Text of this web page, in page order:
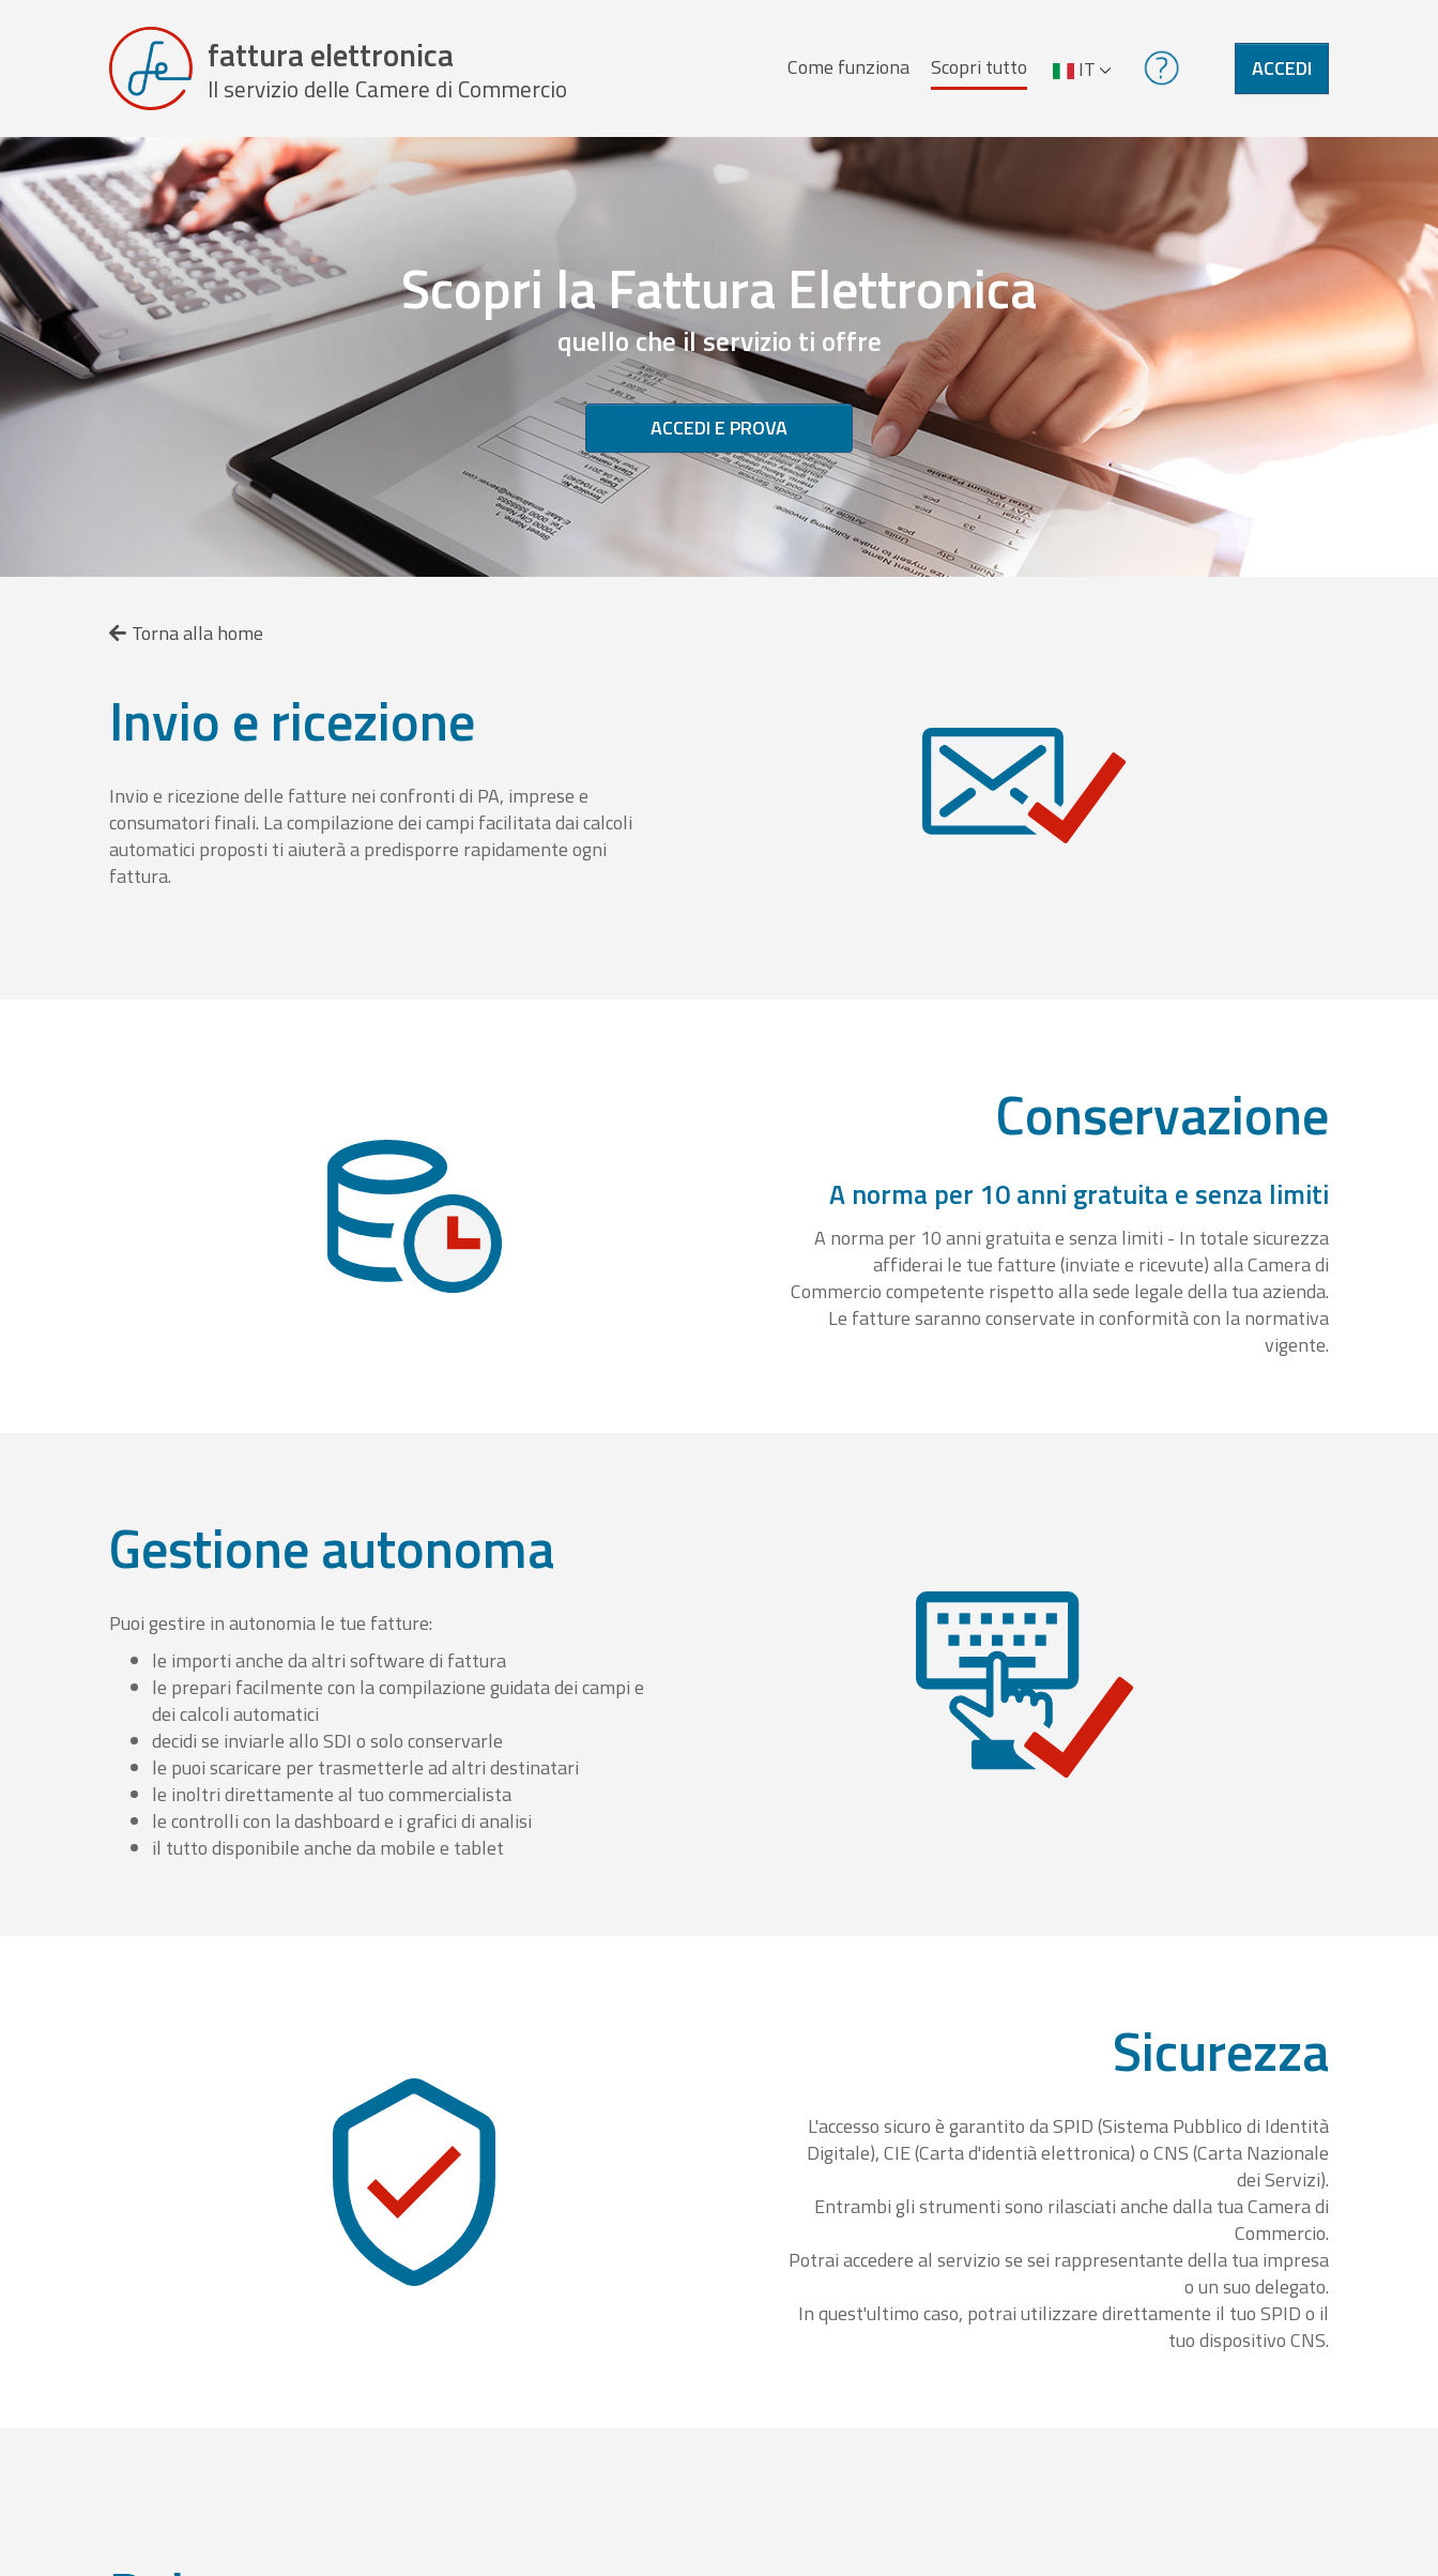
fattura elettronica
Il servizio delle Camere di Commercio Menu
principale
Come funziona Scopri tutto IT ACCEDI
Scopri la Fattura Elettronica
quello che il servizio ti offre
ACCEDI E PROVA
Torna alla home
Invio e ricezione
Invio e ricezione delle fatture nei confronti di PA, imprese e
consumatori finali. La compilazione dei campi facilitata dai calcoli
automatici proposti ti aiuterà a predisporre rapidamente ogni
fattura.
Conservazione
A norma per 10 anni gratuita e senza limiti
A norma per 10 anni gratuita e senza limiti - In totale sicurezza
affiderai le tue fatture (inviate e ricevute) alla Camera di
Commercio competente rispetto alla sede legale della tua azienda.
Le fatture saranno conservate in conformità con la normativa
vigente.
Gestione autonoma
Puoi gestire in autonomia le tue fatture:
le importi anche da altri software di fattura
le prepari facilmente con la compilazione guidata dei campi e
dei calcoli automatici
decidi se inviarle allo SDI o solo conservarle
le puoi scaricare per trasmetterle ad altri destinatari
le inoltri direttamente al tuo commercialista
le controlli con la dashboard e i grafici di analisi
il tutto disponibile anche da mobile e tablet
Sicurezza
L'accesso sicuro è garantito da SPID (Sistema Pubblico di Identità
Digitale), CIE (Carta d'identià elettronica) o CNS (Carta Nazionale
dei Servizi).
Entrambi gli strumenti sono rilasciati anche dalla tua Camera di
Commercio.
Potrai accedere al servizio se sei rappresentante della tua impresa
o un suo delegato.
In quest'ultimo caso, potrai utilizzare direttamente il tuo SPID o il
tuo dispositivo CNS.